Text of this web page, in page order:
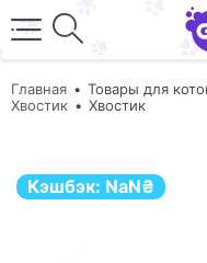
Главная Товары для
Хвостик
Хвостик
Кэшбэк: NaN₴